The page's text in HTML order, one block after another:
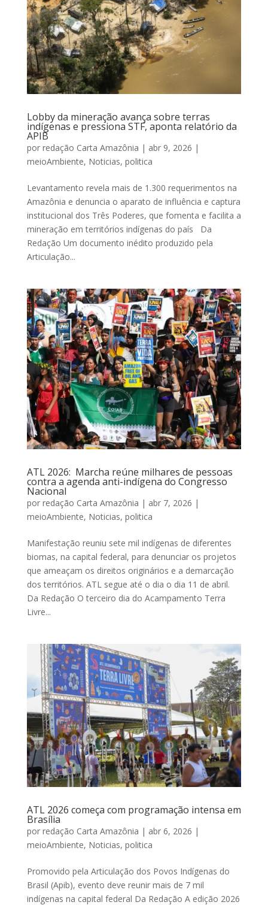
Lobby da mineração avança sobre terras
indígenas e pressiona STF, aponta relatório da
APIB
por redação Carta Amazônia | abr 9, 2026 |
meioAmbiente, Noticias, politica
Levantamento revela mais de 1.300 requerimentos na
Amazônia e denuncia o aparato de influência e captura
institucional dos Três Poderes, que fomenta e facilita a
mineração em territórios indígenas do país Da
Redação Um documento inédito produzido pela
Articulação...
ATL 2026: Marcha reúne milhares de pessoas
contra a agenda anti-indígena do Congresso
Nacional
por redação Carta Amazônia | abr 7, 2026 |
meioAmbiente, Noticias, politica
Manifestação reuniu sete mil indígenas de diferentes
biomas, na capital federal, para denunciar os projetos
que ameaçam os direitos originários e a demarcação
dos territórios. ATL segue até o dia o dia 11 de abril.
Da Redação O terceiro dia do Acampamento Terra
Livre...
ATL 2026 começa com programação intensa em
Brasília
por redação Carta Amazônia | abr 6, 2026 |
meioAmbiente, Noticias, politica
Promovido pela Articulação dos Povos Indígenas do
Brasil (Apib), evento deve reunir mais de 7 mil
indígenas na capital federal Da Redação A edição 2026